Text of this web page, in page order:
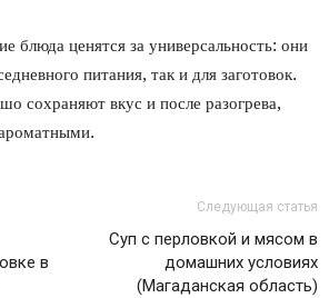
блюда ценятся за универсальность: они
питания, так и для заготовок.
сохраняют вкус и после разогрева,
в
Следующая статья
Суп с перловкой и мясом в
домашних условиях
(Магаданская область)